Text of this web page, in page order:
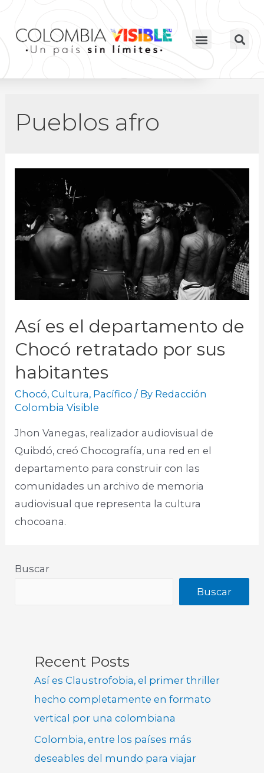
Pueblos afro
Así es el departamento de
Chocó retratado por sus
habitantes
Chocó,Cultura, Pacífico / By Redacción
Colombia Visible
Jhon Vanegas, realizador audiovisual de
Quibdó, creó Chocografía, una red en el
departamento para construir con las
comunidades un archivo de memoria
audiovisual que representa la cultura
chocoana.
Buscar
Buscar
Recent Posts
Así es Claustrofobia, el primer thriller
hecho completamente en formato
vertical por una colombiana
Colombia, entre los países más
deseables del mundo para viajar